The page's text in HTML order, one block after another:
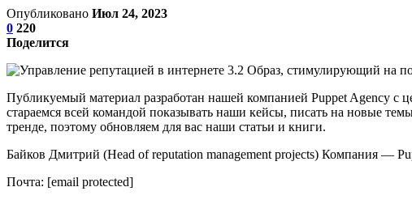
Опубликовано Июл 24, 2023
0 220
Поделится
Публикуемый материал разработан нашей компанией Puppet Agency с
стараемся всей командой показывать наши кейсы, писать на новые
тренде, поэтому обновляем для вас наши статьи и книги.
Байков Дмитрий (Head of reputation management projects) Компания —
Почта: [email protected]